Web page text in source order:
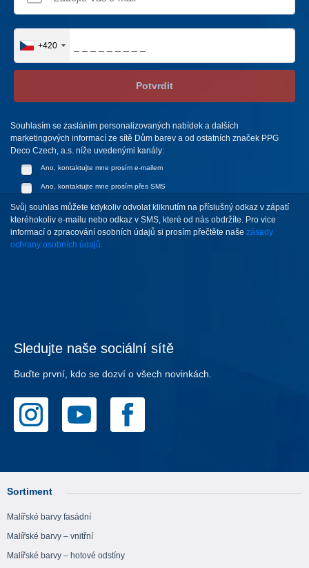
+420
Potvrdit
Souhlasím se zasláním personalizovaných nabídek a dalších
marketingových informací ze sítě Dům barev a od ostatních značek PPG
Deco Czech, a.s. níže uvedenými kanály:
Ano, kontaktujte mne prosím e-mailem
Ano, kontaktujte mne prosím přes SMS
Svůj souhlas můžete kdykoliv odvolat kliknutím na příslušný odkaz v zápatí
kteréhokoliv e-mailu nebo odkaz v SMS, které od nás obdržíte. Pro vice
informací o zpracování osobních údajů si prosím přečtěte naše zásady
ochrany osobních údajů.
Sledujte naše sociální sítě
Buďte první, kdo se dozví o všech novinkách.
Sortiment
Malířské barvy fasádní
Malířské barvy – vnitřní
Malířské barvy – hotové odstíny